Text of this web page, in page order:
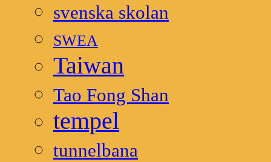
svenska skolan
SWEA
Taiwan
Tao Fong Shan
tempel
tunnelbana